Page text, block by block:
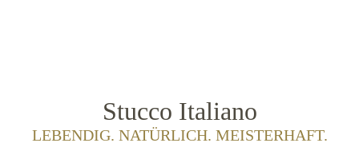
Stucco Italiano
LEBENDIG. NATÜRLICH. MEISTERHAFT.